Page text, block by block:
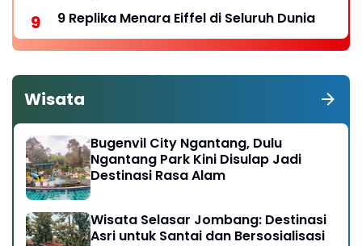
9 Replika Menara Eiffel di Seluruh Dunia
Wisata
Bugenvil City Ngantang, Dulu
Ngantang Park Kini Disulap Jadi
Destinasi Rasa Alam
Wisata Selasar Jombang: Destinasi
Asri untuk Santai dan Bersosialisasi